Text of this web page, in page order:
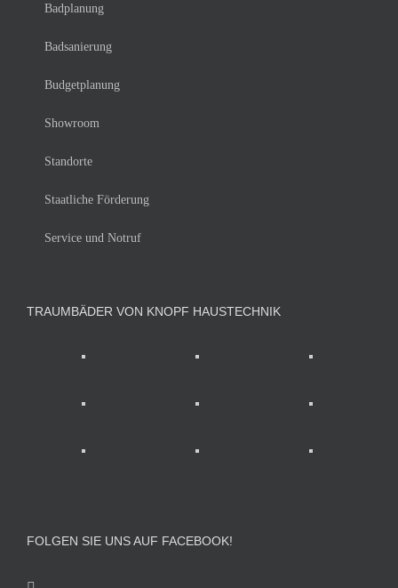
Badplanung
Badsanierung
Budgetplanung
Showroom
Standorte
Staatliche Förderung
Service und Notruf
TRAUMBÄDER VON KNOPF HAUSTECHNIK
FOLGEN SIE UNS AUF FACEBOOK!